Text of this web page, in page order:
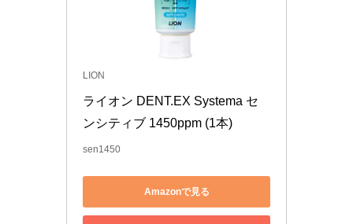
LION
ライオン DENT.EX Systema セ
ンシティブ 1450ppm (1本)
sen1450
Amazonで見る